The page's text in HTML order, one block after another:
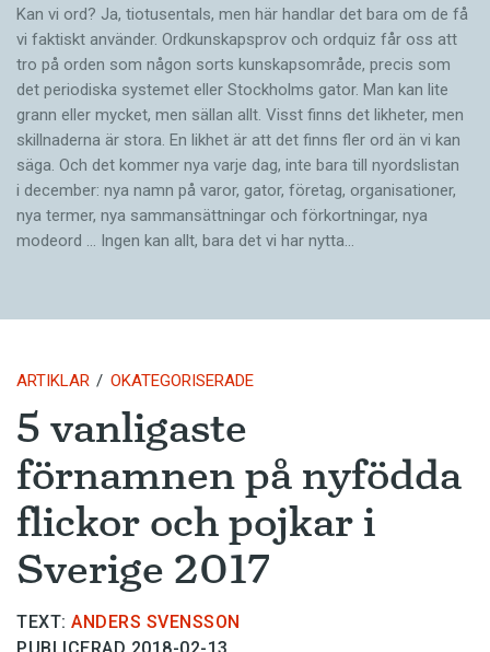
Kan vi ord? Ja, tiotusentals, men här handlar det bara om de få
vi faktiskt använder. Ordkunskapsprov och ordquiz får oss att
tro på orden som någon sorts kunskapsområde, precis som
det periodiska systemet eller Stockholms gator. Man kan lite
grann eller mycket, men sällan allt. Visst finns det likheter, men
skillnaderna är stora. En likhet är att det finns fler ord än vi kan
säga. Och det kommer nya varje dag, inte bara till nyordslistan
i december: nya namn på varor, gator, företag, organisationer,
nya termer, nya samman­sättningar och förkortningar, nya
modeord … Ingen kan allt, bara det vi har nytta…
ARTIKLAR OKATEGORISERADE
5 vanligaste
förnamnen på nyfödda
flickor och pojkar i
Sverige 2017
TEXT: ANDERS SVENSSON